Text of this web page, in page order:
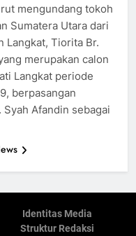
mengundang tokoh
Sumatera Utara dari
Langkat, Tiorita Br.
merupakan calon
Langkat periode
berpasangan
Syah Afandin sebagai
Identitas Media
Struktur Redaksi